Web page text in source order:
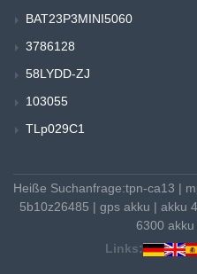
BAT23P3MINI5060
3786128
58LYDD-ZJ
103055
TLp029C1
Heiße Suchanfrage:tpn-ca13 |
5b10z26485 | gps akku | akku
6300 akku
Links: